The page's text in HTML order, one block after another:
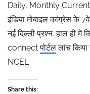
R
a
k
Daily, Monthly Current
इंडिया मोबाइल कांग्रेस के
नई दिल्ली प्रश्न. हाल ही
connectपोर्टललांच किया
NCEL
Share this: